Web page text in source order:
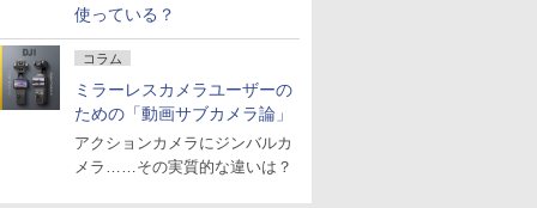
使っている？
コラム
ミラーレスカメラユーザーの
ための「動画サブカメラ論」
アクションカメラにジンバルカ
メラ……その実質的な違いは？